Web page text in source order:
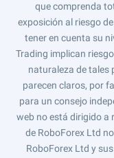
que comprenda
exposición al riesgo
tener en cuenta su
Trading implican
naturaleza de tales
parecen claros, por
para un consejo
web no está dirigido a
de RoboForex Ltd
RoboForex Ltd y